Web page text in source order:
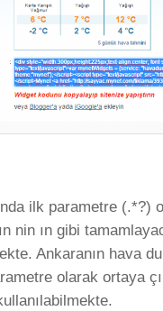
ilk parametre (.*?)
nin ın gibi
Ankaranın hava
olarak ortaya